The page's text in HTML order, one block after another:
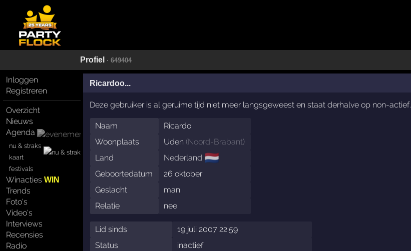
Profiel · 649404
Inloggen
Registreren
Overzicht
Nieuws
Agenda
nu & straks
kaart
festivals
WinactiesWIN
Trends
Foto's
Video's
Interviews
Recensies
Radio
Ricardoo...
Deze gebruiker is al geruime tijd niet meer langsgeweest en staat derhalve op non-actief.
Naam
Ricardo
Woonplaats
Uden (Noord-Brabant)
Land
Nederland 🇳🇱
Geboortedatum
26 oktober
Geslacht
man
Relatie
nee
Lid sinds
19 juli 2007 22:59
Status
inactief